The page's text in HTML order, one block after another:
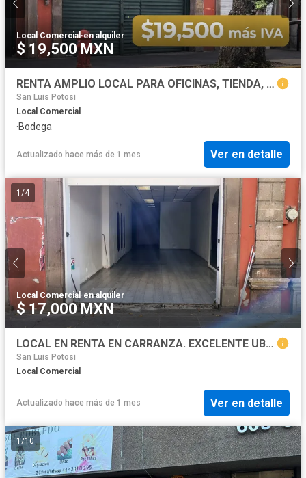
Local Comercial·en alquiler
$ 19,500 MXN
RENTA AMPLIO LOCAL PARA OFICINAS, TIENDA, RESTAURANTE, ETC.
San Luis Potosi
Local Comercial
·Bodega
Actualizado hace más de 1 mes Ver en detalle
1 /4
Local Comercial ·en alquiler
$ 17,000 MXN
LOCAL EN RENTA EN CARRANZA. EXCELENTE UBICACIÓN. PARA OFICINAS, ESTETICA, ETC.
San Luis Potosi
Local Comercial
Actualizado hace más de 1 mes Ver en detalle
1/10